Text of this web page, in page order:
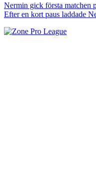
Nermin gick första matchen
Efter en kort paus laddade